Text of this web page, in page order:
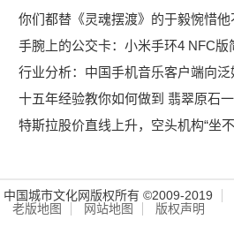
你们都替《灵魂摆渡》的于毅惋惜他
手腕上的公交卡：小米手环4 NFC版
行业分析：中国手机音乐客户端向泛
十五年经验教你如何做到 翡翠原石
特斯拉股价直线上升，空头机构“坐
中国城市文化网版权所有 ©2009-2019
老版地图
网站地图 版权声明